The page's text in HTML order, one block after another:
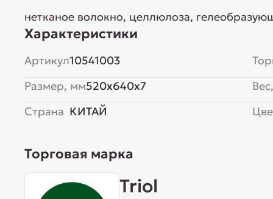
нетканое волокно, целлюлоза,
Характеристики
Артикул10541003
Размер, мм520x640x7
Страна КИТАЙ
Торговая марка
Triol